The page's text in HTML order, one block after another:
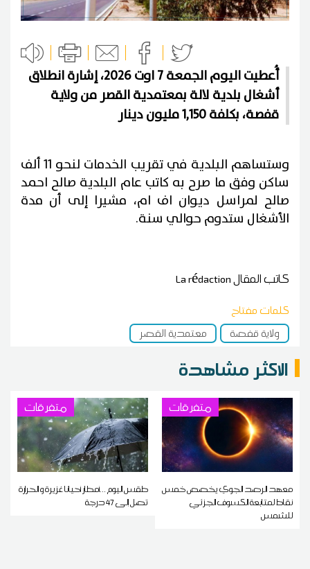
أُعطيت اليوم الجمعة 7 اوت 2026، إشارة انطلاق
أشغال بلدية لالة بمعتمدية القصر من ولاية
قفصة، بكلفة 1,150 مليون دينار
وستساهم البلدية في تقريب الخدمات لنحو 11 ألف
ساكن وفق ما صرح به كاتب عام البلدية صالح احمد
صالح لمراسل ديوان اف ام، مشيرا إلى أن مدة
الأشغال ستدوم حوالي سنة.
كاتب المقالLa rédaction
كلمات مفتاح
ولاية قفصة
معتمدية القصر
الاكثر مشاهدة
متفرقات
معهد الرصد الجوي يخصص خمس
نقاط لمتابعة الكسوف الجزئي
للشمس
متفرقات
طقس اليوم ...أمطار أحيانا غزيرة و الحرارة
تصل إلى 47 درجة